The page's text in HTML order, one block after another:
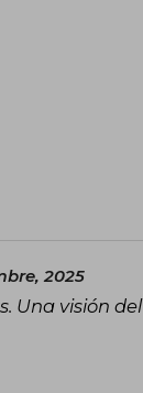
2025
Una visión